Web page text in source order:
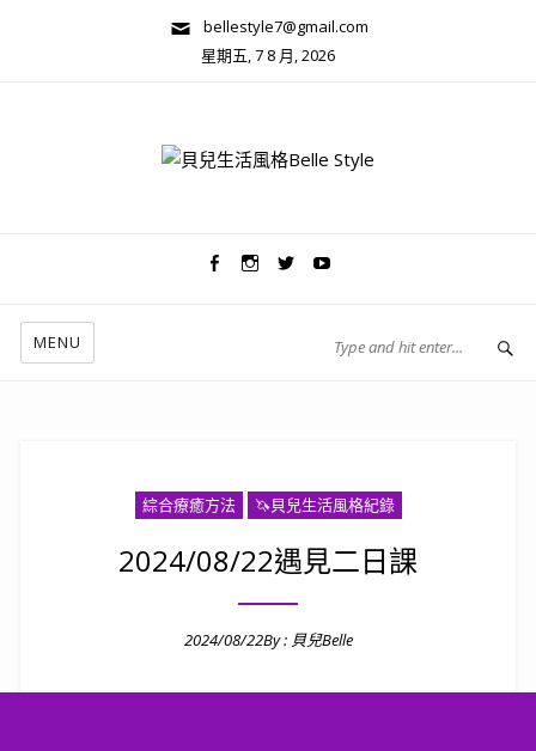
bellestyle7@gmail.com
星期五, 7 8 月, 2026
MENU
綜合療癒方法 🦄️貝兒生活風格紀錄
2024/08/22遇見二日課
2024/08/22By : 貝兒Belle